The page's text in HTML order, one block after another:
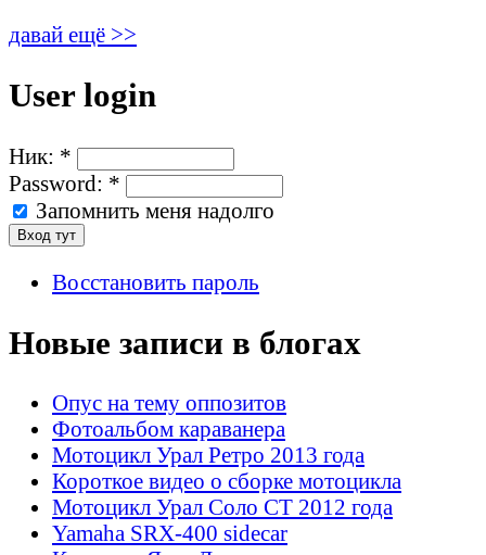
давай ещё >>
User login
Ник: *
Password: *
Запомнить меня надолго
Восстановить пароль
Новые записи в блогах
Опус на тему оппозитов
Фотоальбом караванера
Мотоцикл Урал Ретро 2013 года
Короткое видео о сборке мотоцикла
Мотоцикл Урал Соло СТ 2012 года
Yamaha SRX-400 sidecar